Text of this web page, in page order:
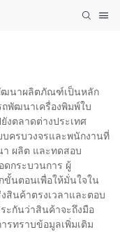
ฒนาผลิตภัณฑ์เป็นหลัก
ถพัฒนาเครื่องพิมพ์ใบ
งตลาดต่างประเทศ
บครบวงจรและพนักงานที่
ผลิต และทดสอบ
กระบวนการ ผู้
ขั้นตอนเพื่อให้มั่นใจใน
นค้าตรงเวลาและตอบ
ะกันว่าสินค้าจะถึงมือ
รทราบข้อมูลเพิ่มเติม